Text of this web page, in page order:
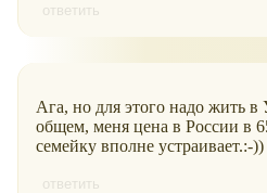
ответить
Ага, но для этого надо жить в
общем, меня цена в России в
семейку вполне устраивает.:-))
ответить